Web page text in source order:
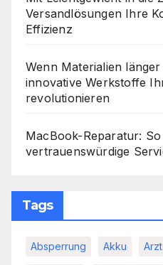
Versandlösungen Ihre
Effizienz
Wenn Materialien
innovative Werkstoffe
revolutionieren
MacBook-Reparatur:
vertrauenswürdige
Tags
Absperrung Akku Arzt